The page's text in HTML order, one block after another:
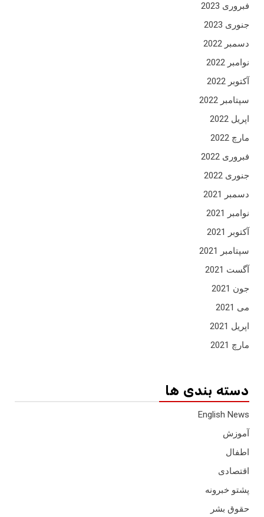
فبروری 2023
جنوری 2023
دسمبر 2022
نوامبر 2022
آکتوبر 2022
سپتامبر 2022
اپریل 2022
مارچ 2022
فبروری 2022
جنوری 2022
دسمبر 2021
نوامبر 2021
آکتوبر 2021
سپتامبر 2021
آگست 2021
جون 2021
می 2021
اپریل 2021
مارچ 2021
دسته بندی ها
English News
آموزش
اطفال
اقتصادی
پشتو خبرونه
حقوق بشر